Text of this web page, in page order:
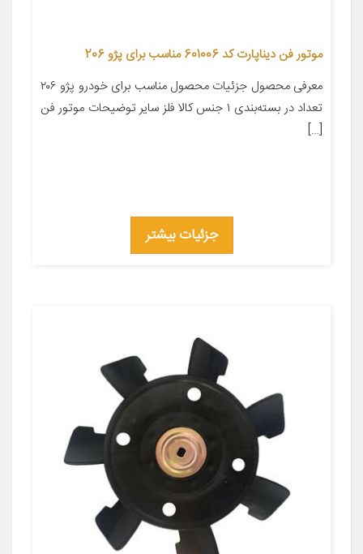
موتور فن دیناپارت کد 601006 مناسب برای پژو 206
معرفی محصول جزئیات محصول مناسب برای خودرو پژو ۲۰۶
تعداد در بسته‌بندی ۱ جنس کالا فلز سایر توضیحات موتور فن
[…]
جزئیات بیشتر